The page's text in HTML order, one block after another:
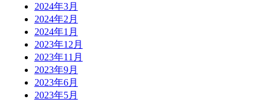
2024年3月
2024年2月
2024年1月
2023年12月
2023年11月
2023年9月
2023年6月
2023年5月